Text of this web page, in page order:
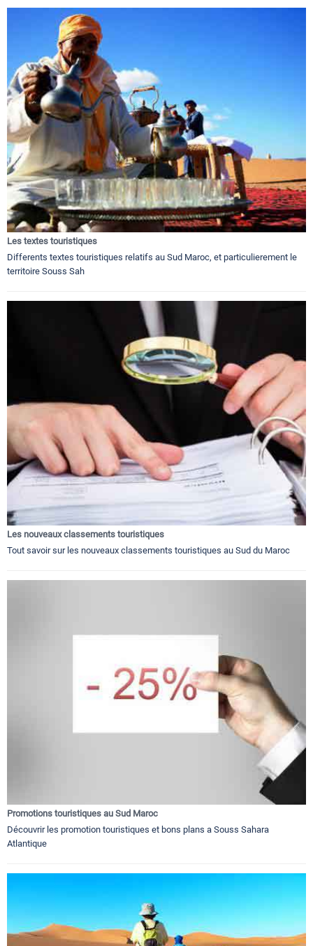
Les textes touristiques
Differents textes touristiques relatifs au Sud Maroc, et particulierement le
territoire Souss Sah
Les nouveaux classements touristiques
Tout savoir sur les nouveaux classements touristiques au Sud du Maroc
Promotions touristiques au Sud Maroc
Découvrir les promotion touristiques et bons plans a Souss Sahara
Atlantique